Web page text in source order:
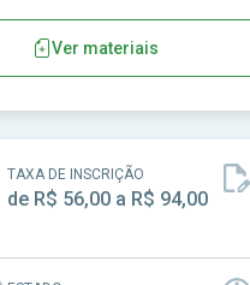
Ver materiais
TAXA DE INSCRIÇÃO
de R$ 56,00 a R$ 94,00